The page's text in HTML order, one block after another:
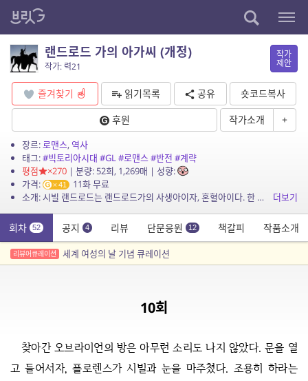
랜드로드 가의 아가씨 (개정)
작가: 력21
작가
제안
즐겨찾기 읽기목록 공유
숏코드복사
후원
작가소개 +
장르:로맨스, 역사
태그:#빅토리아시대 #GL#로맨스#반전 #계략
평점
×270| 분량: 52회, 1,269매 | 성향:
가격:
41
11화 무료
소개: 시빌 랜드로드는 랜드로드가의 사생아이자, 혼혈아이다. 한 국민으로서도 한 성별로서도 자리잡을 수 없는 그녀는 스스로의 자리를 찾기 위해 제 기회를 잡는데… 빅토리아시대 ...
더보기
회차 52 공지 4 리뷰 단문응원 12 책갈피 작품소개
리뷰어큐레이션 세계 여성의 날 기념 큐레이션
10회
찾아간 오브라이언의 방은 아무런 소리도 나지 않았다. 문을 열
고 들어서자, 플로렌스가 시빌과 눈을 마주쳤다. 조용히 하라는